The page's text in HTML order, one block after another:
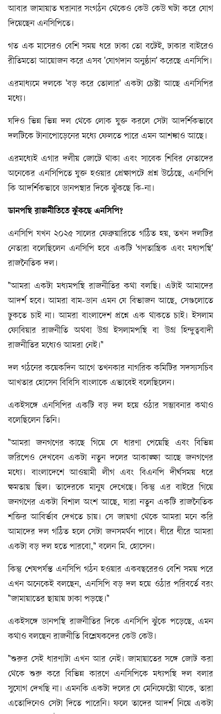
আবার জামায়াত ঘরানার সংগঠন থেকেও কেউ কেউ ঘটা করে যোগ
দিয়েছেন এনসিপিতে।
গত এক মাসেরও বেশি সময় ধরে ঢাকা তো বটেই, ঢাকার বাইরেও
রীতিমতো আয়োজন করে এসব 'যোগদান অনুষ্ঠান' করেছে এনসিপি।
এরমাধ্যমে দলকে 'বড় করে তোলার' একটা চেষ্টা আছে এনসিপির
মধ্যে।
যদিও ভিন্ন ভিন্ন দল থেকে লোক যুক্ত করলে সেটা আদর্শিকভাবে
দলটিকে টানাপোড়েনের মধ্যে ফেলতে পারে এমন আশঙ্কাও আছে।
এরমধ্যেই এগার দলীয় জোটে থাকা এবং সাবেক শিবির নেতাদের
অনেকের এনসিপিতে যুক্ত হওয়ার প্রেক্ষাপটে প্রশ্ন উঠেছে, এনসিপি
কি আদর্শিকভাবে ডানপন্থার দিকে ঝুঁকছে কি-না।
ডানপন্থি রাজনীতিতে ঝুঁকছে এনসিপি?
এনসিপি যখন ২০২৫ সালের ফেব্রুয়ারিতে গঠিত হয়, তখন দলটির
নেতারা বলেছিলেন এনসিপি হবে একটি 'গণতান্ত্রিক এবং মধ্যপন্থি'
রাজনৈতিক দল।
"আমরা একটা মধ্যমপন্থি রাজনীতির কথা বলছি। এটাই আমাদের
আদর্শ হবে। আমরা বাম-ডান এমন যে বিভাজন আছে, সেগুলোতে
ঢুকতে চাই না। আমরা বাংলাদেশ প্রশ্নে এক থাকতে চাই। ইসলাম
ফোবিয়ার রাজনীতি অথবা উগ্র ইসলামপন্থি বা উগ্র হিন্দুত্ববাদী
রাজনীতির মধ্যেও আমরা নেই।"
দল গঠনের কয়েকদিন আগে তখনকার নাগরিক কমিটির সদস্যসচিব
আখতার হোসেন বিবিসি বাংলাকে এভাবেই বলেছিলেন।
একইসঙ্গে এনসিপির একটি বড় দল হয়ে ওঠার সম্ভাবনার কথাও
বলেছিলেন তিনি।
"আমরা জনগণের কাছে গিয়ে যে ধারণা পেয়েছি এবং বিভিন্ন
জরিপেও দেখবেন একটা নতুন দলের আকাঙ্ক্ষা আছে জনগণের
মধ্যে। বাংলাদেশে আওয়ামী লীগ এবং বিএনপি দীর্ঘসময় ধরে
ক্ষমতায় ছিল। তাদেরকে মানুষ দেখেছে। কিন্তু এর বাইরে গিয়ে
জনগণের একটা বিশাল অংশ আছে, যারা নতুন একটি রাজনৈতিক
শক্তির আবির্ভাব দেখতে চায়। সে জায়গা থেকে আমরা মনে করি
আমাদের দল গঠিত হলে সেটা জনসমর্থন পাবে। ধীরে ধীরে আমরা
একটা বড় দল হতে পারবো," বলেন মি. হোসেন।
কিন্তু শেষপর্যন্ত এনসিপি গঠন হওয়ার একবছরেরও বেশি সময় পরে
এখন অনেকেই বলছেন, এনসিপি বড় দল হয়ে ওঠার পরিবর্তে বরং
"জামায়াতের ছায়ায় ঢাকা পড়ছে।"
একইসঙ্গে ডানপন্থি রাজনীতির দিকে এনসিপি ঝুঁকে পড়েছে, এমন
কথাও বলছেন রাজনীতি বিশ্লেষকদের কেউ কেউ।
"শুরুর সেই ধারণাটা এখন আর নেই। জামায়াতের সঙ্গে জোট করা
থেকে শুরু করে বিভিন্ন কারণে এনসিপিকে মধ্যপন্থি দল বলার
সুযোগ দেখছি না। এমনকি একটা দলের যে মেনিফেস্টো থাকে, তারা
এতোদিনেও সেটা দিতে পারেনি। ফলে তাদের আদর্শ নিয়ে একটা